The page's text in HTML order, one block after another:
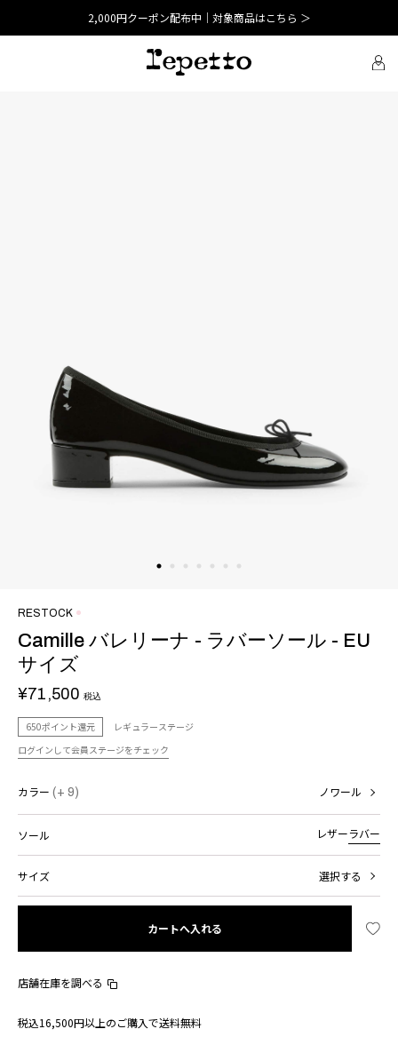
2,000円クーポン配布中｜対象商品はこちら ＞
RESTOCK
Camille バレリーナ - ラバーソール - EU
サイズ
¥71,500 税込
650ポイント還元
レギュラーステージ
ログインして会員ステージをチェック
カラー (+ 9) ノワール
ソール レザー ラバー
サイズ 選択する
カートへ入れる
店舗在庫を調べる
税込16,500円以上のご購入で送料無料